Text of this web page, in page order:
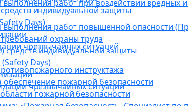
индивидуальной защиты
Days)
чрезвычайных ситуаций
инструктажа
пожарной безопасности
пожарной безопасности
работ при воздействии вредных
работ повышенной опасности
охраны труда
индивидуальной защиты
Days)
чрезвычайных ситуаций